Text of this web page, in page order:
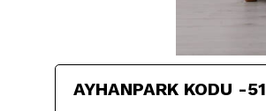
AYHANPARK KODU -51